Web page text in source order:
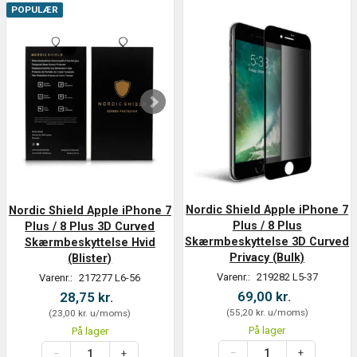
POPULÆR
Nordic Shield Apple iPhone 7
Plus / 8 Plus 3D Curved
Skærmbeskyttelse Hvid
(Blister)
Varenr.: 217277 L6-56
28,75 kr.
(23,00 kr. u/moms)
På lager
Nordic Shield Apple iPhone 7
Plus / 8 Plus
Skærmbeskyttelse 3D Curved
Privacy (Bulk)
Varenr.: 219282 L5-37
69,00 kr.
(55,20 kr. u/moms)
På lager